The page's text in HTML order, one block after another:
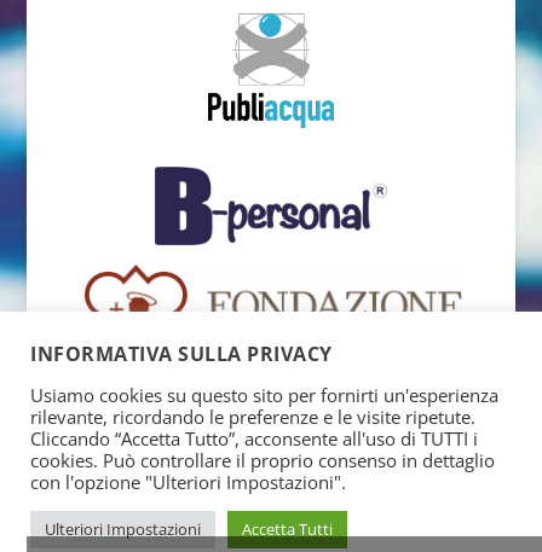
INFORMATIVA SULLA PRIVACY
Usiamo cookies su questo sito per fornirti un'esperienza
rilevante, ricordando le preferenze e le visite ripetute.
Cliccando “Accetta Tutto”, acconsente all'uso di TUTTI i
cookies. Può controllare il proprio consenso in dettaglio
con l'opzione "Ulteriori Impostazioni".
Ulteriori Impostazioni Accetta Tutti